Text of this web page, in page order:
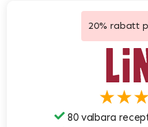
20% rabatt
80 valbara